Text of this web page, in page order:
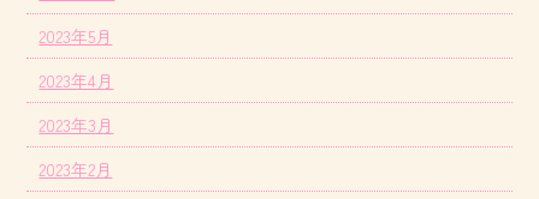
2023年5月
2023年4月
2023年3月
2023年2月